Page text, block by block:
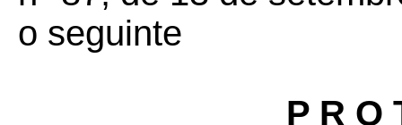
o seguinte
P R O